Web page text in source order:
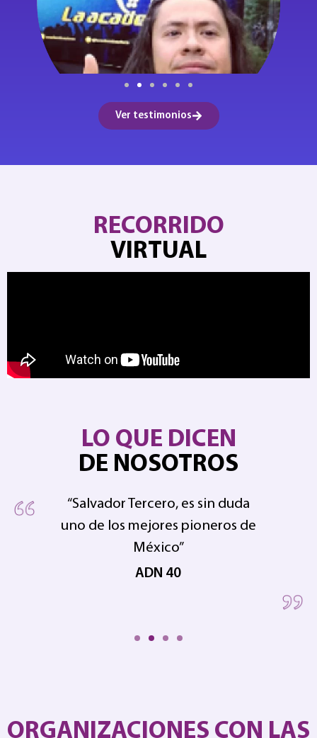
Ver testimonios
RECORRIDO
VIRTUAL
LO QUE DICEN
DE NOSOTROS
“Salvador Tercero, es sin duda
uno de los mejores pioneros de
México”
ADN 40
ORGANIZACIONES CON LAS